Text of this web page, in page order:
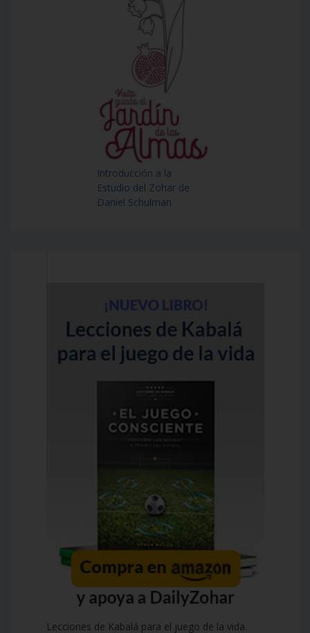
Introducción a la
Estudio del Zohar de
Daniel Schulman
Lecciones de Kabalá para el juego de la vida.